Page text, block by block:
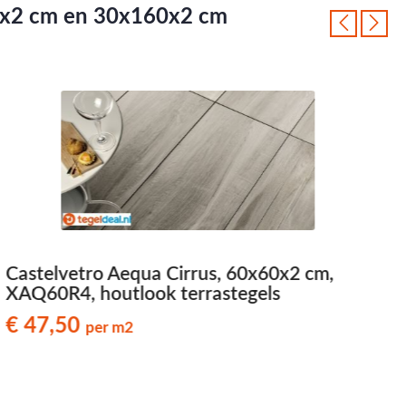
cm en 30x160x2 cm
Castelvetro Aequa Cirrus, 60x60x2 cm,
XAQ60R4, houtlook terrastegels
€ 47,50 per m2